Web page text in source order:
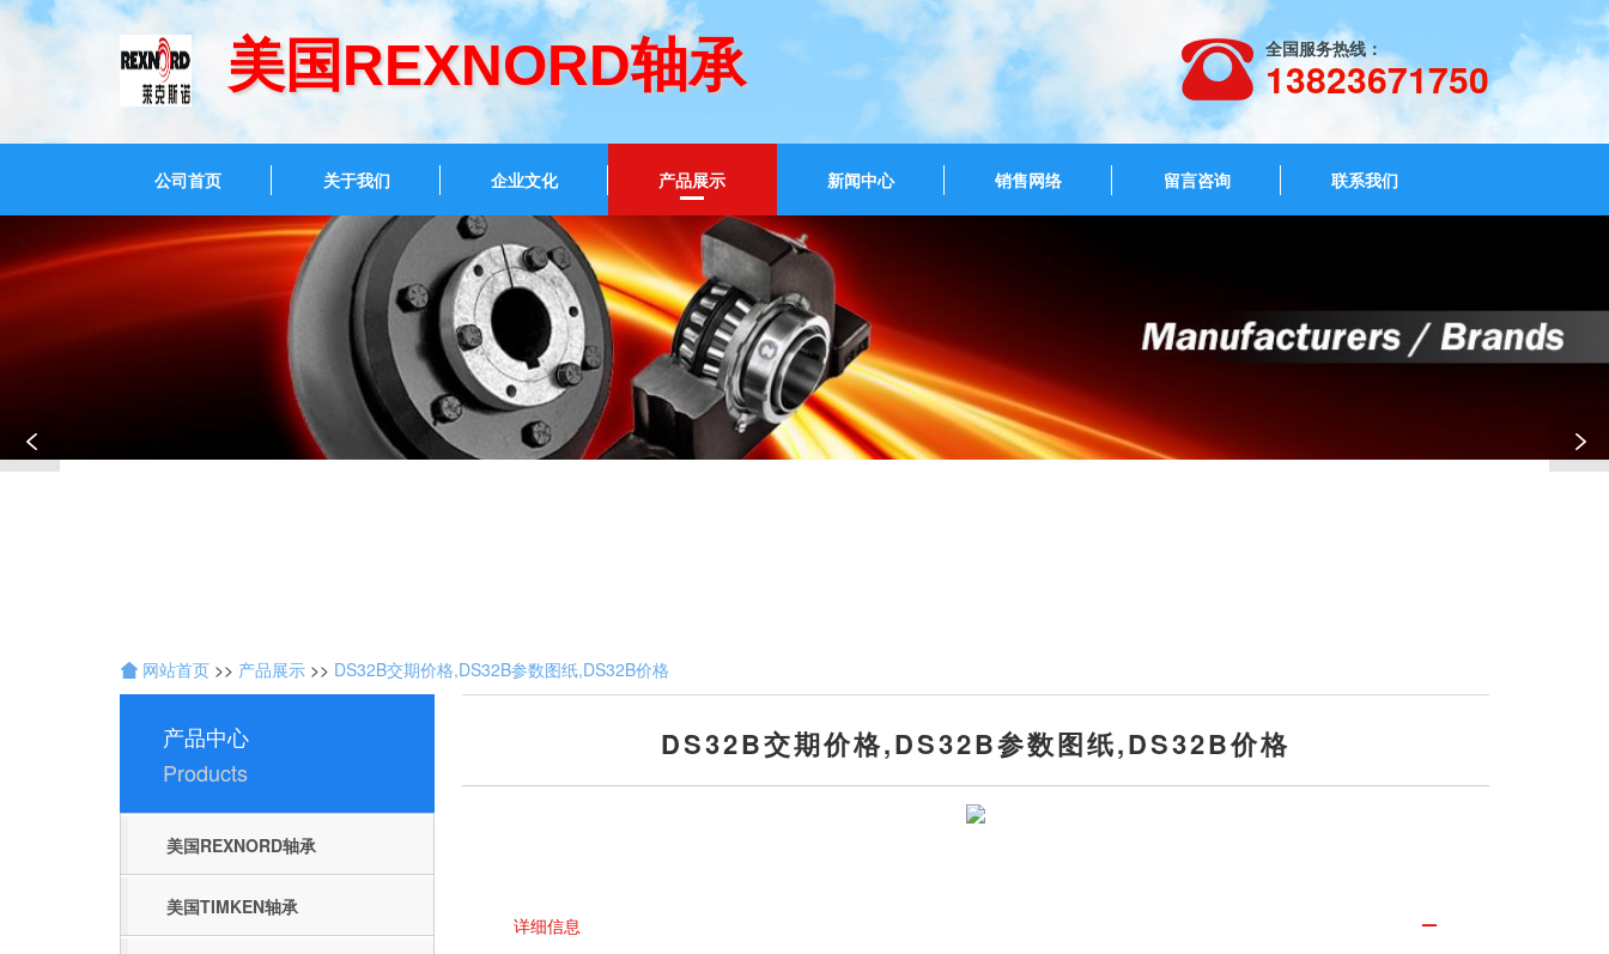
美国REXNORD轴承 全国服务热线：
13823671750
公司首页 关于我们 企业文化 产品展示 新闻中心 销售网络 留言咨询 联系我们
网站首页 >> 产品展示 >> DS32B交期价格,DS32B参数图纸,DS32B价格
产品中心
Products
美国REXNORD轴承
美国TIMKEN轴承
DS32B交期价格,DS32B参数图纸,DS32B价格
详细信息
术
开